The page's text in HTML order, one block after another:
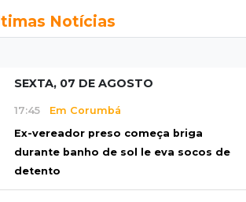
Notícias
SEXTA, 07 DE AGOSTO
17:45 Em Corumbá
Ex-vereador preso começa briga
durante banho de sol le eva socos de
detento